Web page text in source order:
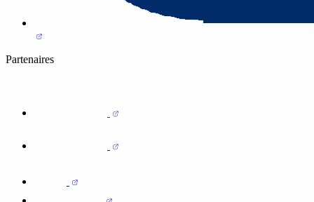
Partenaires